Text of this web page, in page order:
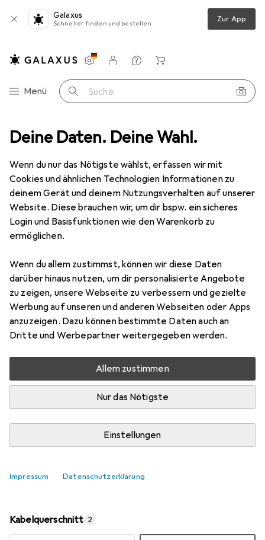
Deine Daten. Deine Wahl.
Wenn du nur das Nötigste wählst, erfassen wir mit
Cookies und ähnlichen Technologien Informationen zu
deinem Gerät und deinem Nutzungsverhalten auf unserer
Website. Diese brauchen wir, um dir bspw. ein sicheres
Login und Basisfunktionen wie den Warenkorb zu
ermöglichen.
Wenn du allem zustimmst, können wir diese Daten
darüber hinaus nutzen, um dir personalisierte Angebote
zu zeigen, unsere Webseite zu verbessern und gezielte
Werbung auf unseren und anderen Webseiten oder Apps
anzuzeigen. Dazu können bestimmte Daten auch an
Dritte und Werbepartner weitergegeben werden.
Allem zustimmen
Nur das Nötigste
Einstellungen
Impressum Datenschutzerklärung
Galaxus
Schneller finden und bestellen Zur App
Navigation nach Kategorien
Menü Suche
Einstellungen
Kundenkonto
Vergleichslisten
Merklisten
Warenkorb
Kabelleitung Lapp UNITRONIC LiYCY Datenleitung
LappUNITRONIC LiYCY Datenleitung
Preis in EUR inkl. MwSt.
EUR
106,17 EUR
2,12/1m
Bewertungen
5 Stück an Lager beim Lieferanten
Lieferort angeben für genaue Lieferzeit
Vergleichen Merken
kostenloser Versand
Kabelquerschnitt 2